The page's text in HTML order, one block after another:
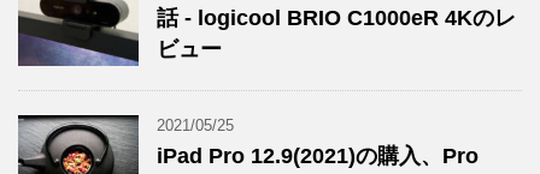
話 - logicool BRIO C1000eR 4Kのレ
ビュー
2021/05/25
iPad Pro 12.9(2021)の購入、Pro